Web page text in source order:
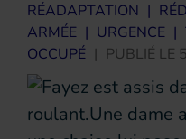
RÉADAPTATION |
ARMÉE | URGENCE |
OCCUPÉ | PUBLIÉ LE